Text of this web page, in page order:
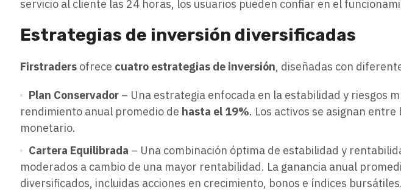
servicio al cliente las 24 horas, los usuarios pueden confiar en el
Estrategias de inversión diversificadas
Firstraders ofrece cuatro estrategias de inversión, diseñadas con
Plan Conservador – Una estrategia enfocada en la estabilidad y riesgos
rendimiento anual promedio de hasta el 19%. Los activos se asignan
monetario.
Cartera Equilibrada – Una combinación óptima de estabilidad y
moderados a cambio de una mayor rentabilidad. La ganancia anual
diversificados, incluidas acciones en crecimiento, bonos e índices bursátiles.